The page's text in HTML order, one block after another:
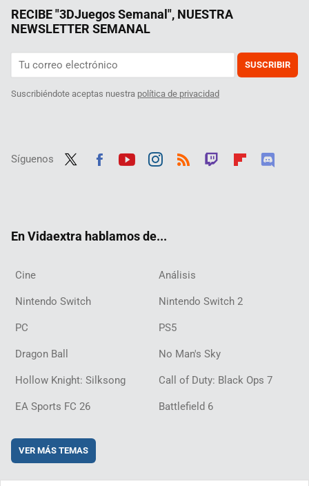
RECIBE "3DJuegos Semanal", NUESTRA
NEWSLETTER SEMANAL
SUSCRIBIR
Suscribiéndote aceptas nuestra política de privacidad
Síguenos
En Vidaextra hablamos de...
Cine Análisis
Nintendo Switch Nintendo Switch 2
PC PS5
Dragon Ball No Man's Sky
Hollow Knight: Silksong Call of Duty: Black Ops 7
EA Sports FC 26 Battlefield 6
VER MÁS TEMAS